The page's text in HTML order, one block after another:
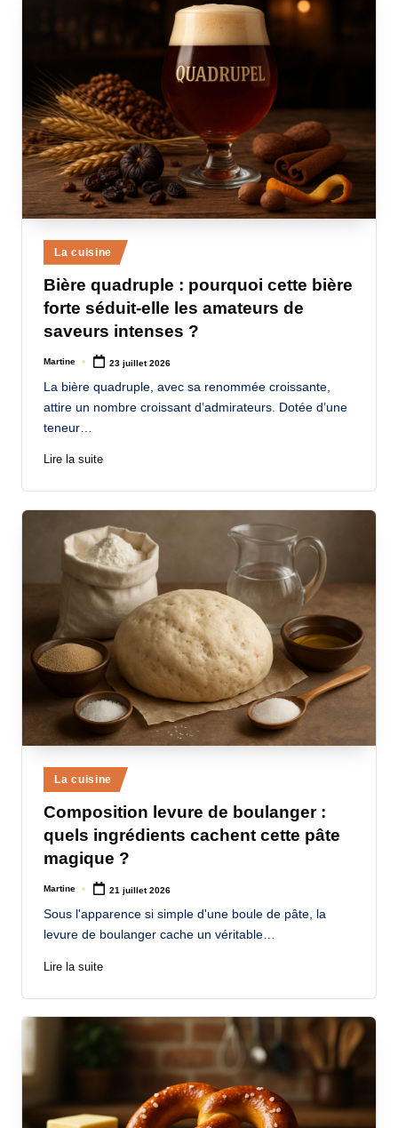
Posted
in
La cuisine
Bière quadruple : pourquoi cette bière
forte séduit-elle les amateurs de
saveurs intenses ?
Posted
Martine 23 juillet 2026
La bière quadruple, avec sa renommée croissante,
attire un nombre croissant d’admirateurs. Dotée d’une
teneur…
Lire la suite
Posted
in
La cuisine
Composition levure de boulanger :
quels ingrédients cachent cette pâte
magique ?
Posted
Martine 21 juillet 2026
Sous l'apparence si simple d'une boule de pâte, la
levure de boulanger cache un véritable…
Lire la suite